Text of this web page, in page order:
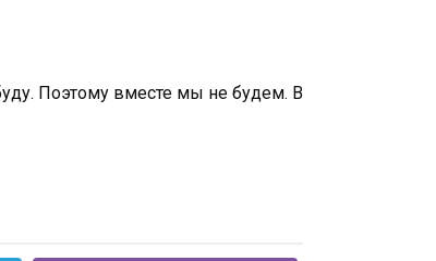
Поэтому вместе мы не будем. В